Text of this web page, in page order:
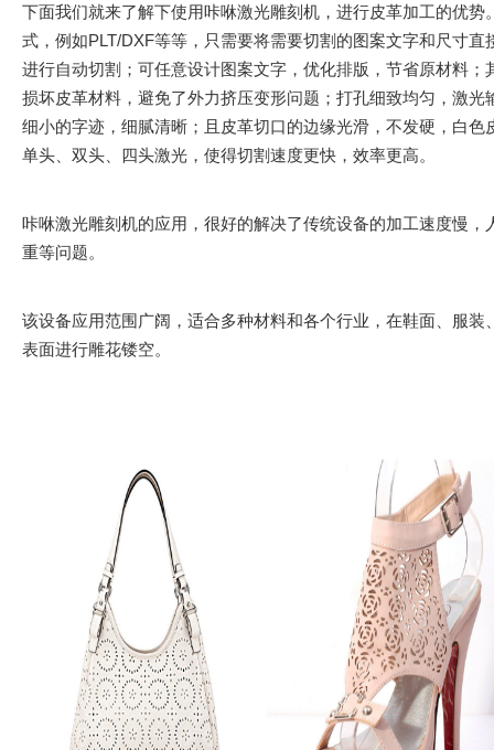
下面我们就来了解下使用咔咻激光雕刻机，进行皮革加工的优
式，例如PLT/DXF等等，只需要将需要切割的图案文字和尺寸
进行自动切割；可任意设计图案文字，优化排版，节省原材料
损坏皮革材料，避免了外力挤压变形问题；打孔细致均匀， 激光
细小的字迹，细腻清晰；且皮革切口的边缘光滑，不发硬，白
单头、双头、四头激光，使得切割速度更快，效率更高。
咔咻激光雕刻机的应用，很好的解决了传统设备的加工速度慢
重等问题。
该设备应用范围广阔，适合多种材料和各个行业，在鞋面、服
表面进行雕花镂空。